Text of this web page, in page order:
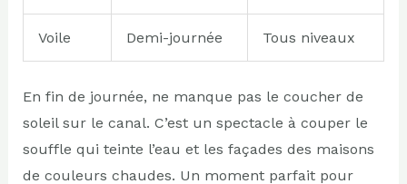
Voile Demi-journée Tous niveaux
En fin de journée, ne manque pas le coucher de
soleil sur le canal. C’est un spectacle à couper le
souffle qui teinte l’eau et les façades des maisons
de couleurs chaudes. Un moment parfait pour